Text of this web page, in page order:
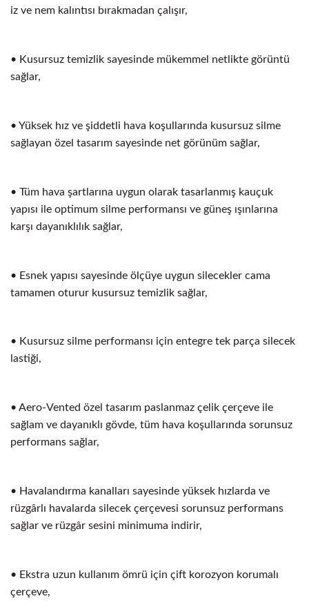
iz ve nem kalıntısı bırakmadan çalışır,
• Kusursuz temizlik sayesinde mükemmel netlikte görüntü
sağlar,
• Yüksek hız ve şiddetli hava koşullarında kusursuz silme
sağlayan özel tasarım sayesinde net görünüm sağlar,
• Tüm hava şartlarına uygun olarak tasarlanmış kauçuk
yapısı ile optimum silme performansı ve güneş ışınlarına
karşı dayanıklılık sağlar,
• Esnek yapısı sayesinde ölçüye uygun silecekler cama
tamamen oturur kusursuz temizlik sağlar,
• Kusursuz silme performansı için entegre tek parça silecek
lastiği,
• Aero-Vented özel tasarım paslanmaz çelik çerçeve ile
sağlam ve dayanıklı gövde, tüm hava koşullarında sorunsuz
performans sağlar,
• Havalandırma kanalları sayesinde yüksek hızlarda ve
rüzgârlı havalarda silecek çerçevesi sorunsuz performans
sağlar ve rüzgâr sesini minimuma indirir,
• Ekstra uzun kullanım ömrü için çift korozyon korumalı
çerçeve,